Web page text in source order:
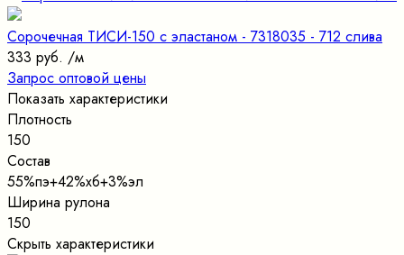
Сорочечная ТИСИ-150 с эластаном - 7318035 - 712 слива
333 руб. /м
Запрос оптовой цены
Показать характеристики
Плотность
150
Состав
55%пэ+42%хб+3%эл
Ширина рулона
150
Скрыть характеристики